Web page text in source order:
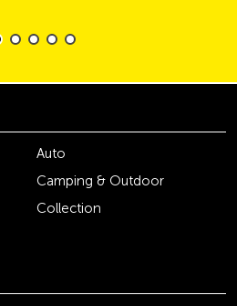
Auto
Camping & Outdoor
Collection